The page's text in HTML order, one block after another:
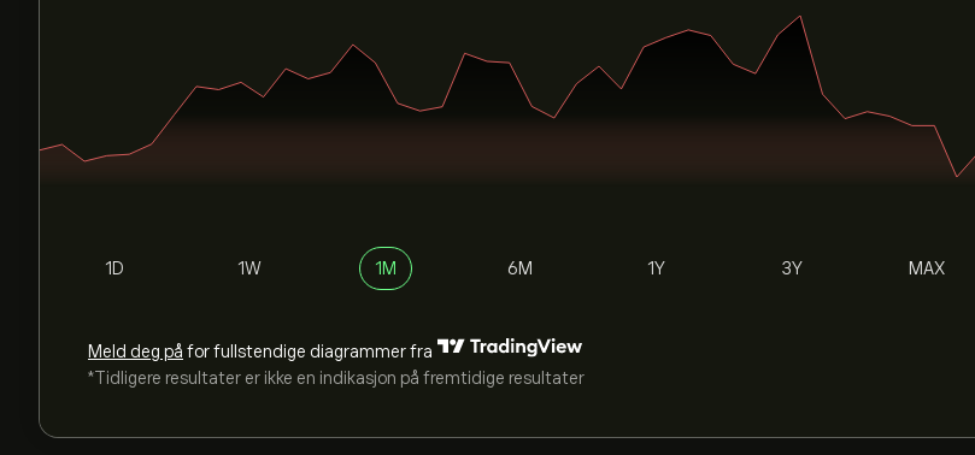
1D 1W 1M 6M 1Y 3Y MAX
Meld deg på for fullstendige diagrammer fra
*Tidligere resultater er ikke en indikasjon på fremtidige resultater